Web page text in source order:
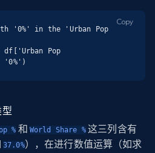
'0%' in the 'Urban Pop
Pop
'0%')
Copy
% 和 World Share %这三列含有
37.0%），在进行数值运算（如求